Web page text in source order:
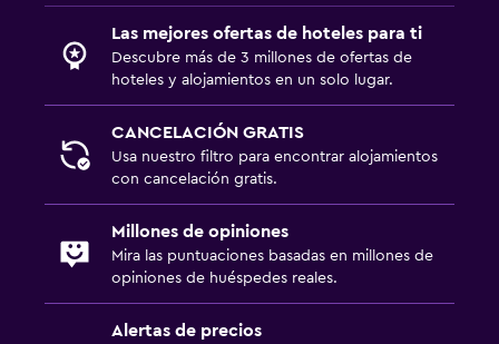
Las mejores ofertas de hoteles para ti
Descubre más de 3 millones de ofertas de
hoteles y alojamientos en un solo lugar.
CANCELACIÓN GRATIS
Usa nuestro filtro para encontrar alojamientos
con cancelación gratis.
Millones de opiniones
Mira las puntuaciones basadas en millones de
opiniones de huéspedes reales.
Alertas de precios